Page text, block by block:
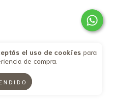
el uso de cookies para
de compra.